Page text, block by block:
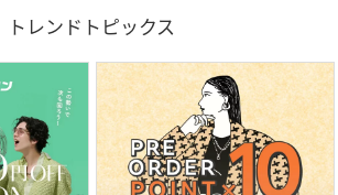
トレンドトピックス